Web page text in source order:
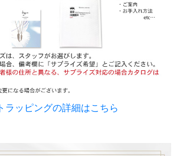
ラッピングの詳細はこちら